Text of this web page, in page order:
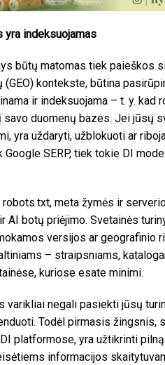
yra indeksuojamas
būtų matomas tiek paieškos
kontekste, būtina
ir indeksuojama – t. y. kad
duomenų bazes. Jei jūsų
yra uždaryti, užblokuoti ar
SERP, tiek tokie DI
meta žymės ir
AI botų priėjimo. Svetainės
versijos ar geografinio
– straipsniams,
kuriose esate minimi.
varikliai negali pasiekti jūsų
Todėl pirmasis žingsnis,
platformose, yra užtikrinti
informacijos